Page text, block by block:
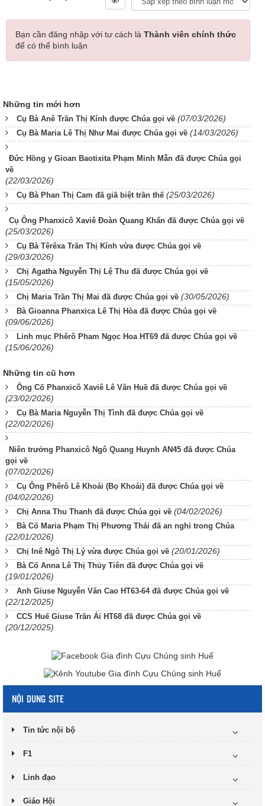
Bạn cần đăng nhập với tư cách là Thành viên chính thức
để có thể bình luận
Những tin mới hơn
Cụ Bà Anê Trần Thị Kính được Chúa gọi về (07/03/2026)
Cụ Bà Maria Lê Thị Như Mai được Chúa gọi về (14/03/2026)
Đức Hồng y Gioan Baotixita Phạm Minh Mẫn đã được Chúa gọi
về
(22/03/2026)
Cụ Bà Phan Thị Cam đã giã biệt trần thế (25/03/2026)
Cụ Ông Phanxicô Xaviê Đoàn Quang Khẩn đã được Chúa gọi về
(25/03/2026)
Cụ Bà Têrêxa Trần Thị Kính vừa được Chúa gọi về
(29/03/2026)
Chị Agatha Nguyễn Thị Lệ Thu đã được Chúa gọi về
(15/05/2026)
Chị Maria Trần Thị Mai đã được Chúa gọi về (30/05/2026)
Bà Gioanna Phanxica Lê Thị Hòa đã được Chúa gọi về
(09/06/2026)
Linh mục Phêrô Pham Ngọc Hoa HT69 đã được Chúa gọi về
(15/06/2026)
Những tin cũ hơn
Ông Cố Phanxicô Xaviê Lê Văn Huề đã được Chúa gọi về
(23/02/2026)
Cụ Bà Maria Nguyễn Thị Tình đã được Chúa gọi về
(22/02/2026)
Niên trưởng Phanxicô Ngô Quang Huynh AN45 đã được Chúa
gọi về
(07/02/2026)
Cụ Ông Phêrô Lê Khoái (Bọ Khoái) đã được Chúa gọi về
(04/02/2026)
Chị Anna Thu Thanh đã được Chúa gọi về (04/02/2026)
Bà Cố Maria Phạm Thị Phương Thái đã an nghỉ trong Chúa
(22/01/2026)
Chị Inê Ngô Thị Lý vừa được Chúa gọi về (20/01/2026)
Bà Cố Anna Lê Thị Thủy Tiên đã được Chúa gọi về
(19/01/2026)
Anh Giuse Nguyễn Văn Cao HT63-64 đã được Chúa gọi về
(22/12/2025)
CCS Huế Giuse Trần Ái HT68 đã được Chúa gọi về
(20/12/2025)
NỘI DUNG SITE
Tin tức nội bộ
F1
Linh đạo
Giáo Hội